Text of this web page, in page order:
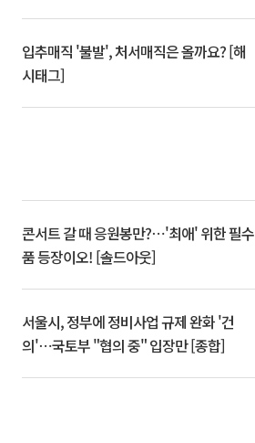
입추매직 '불발', 처서매직은 올까요? [해
시태그]
콘서트 갈 때 응원봉만?⋯'최애' 위한 필수
품 등장이오! [솔드아웃]
서울시, 정부에 정비사업 규제 완화 '건
의'⋯국토부 "협의 중" 입장만 [종합]